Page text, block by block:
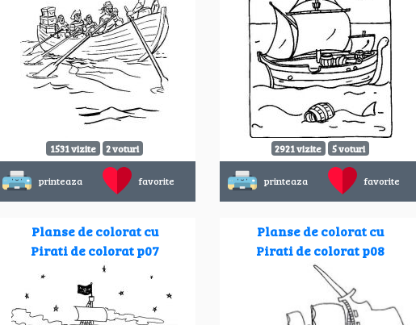
1531 vizite 2 voturi
printeaza favorite
2921 vizite 5 voturi
printeaza favorite
Planse de colorat cu
Pirati de colorat p07
Planse de colorat cu
Pirati de colorat p08